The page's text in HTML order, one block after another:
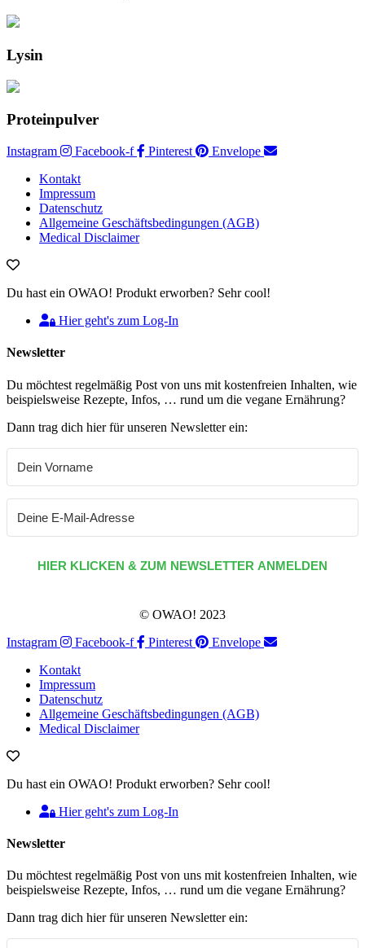
Lysin
Proteinpulver
Instagram Facebook-f Pinterest
Envelope
Kontakt
Impressum
Datenschutz
Allgemeine Geschäftsbedingungen (AGB)
Medical Disclaimer
Du hast ein OWAO! Produkt erworben? Sehr cool!
Hier geht's zum Log-In
Newsletter
Du möchtest regelmäßig Post von uns mit kostenfreien Inhalten, wie
beispielsweise Rezepte, Infos, … rund um die vegane Ernährung?
Dann trag dich hier für unseren Newsletter ein:
HIER KLICKEN & ZUM NEWSLETTER ANMELDEN
© OWAO! 2023
Instagram
Facebook-f Pinterest
Envelope
Kontakt
Impressum
Datenschutz
Allgemeine Geschäftsbedingungen (AGB)
Medical Disclaimer
Du hast ein OWAO! Produkt erworben? Sehr cool!
Hier geht's zum Log-In
Newsletter
Du möchtest regelmäßig Post von uns mit kostenfreien Inhalten, wie
beispielsweise Rezepte, Infos, … rund um die vegane Ernährung?
Dann trag dich hier für unseren Newsletter ein: